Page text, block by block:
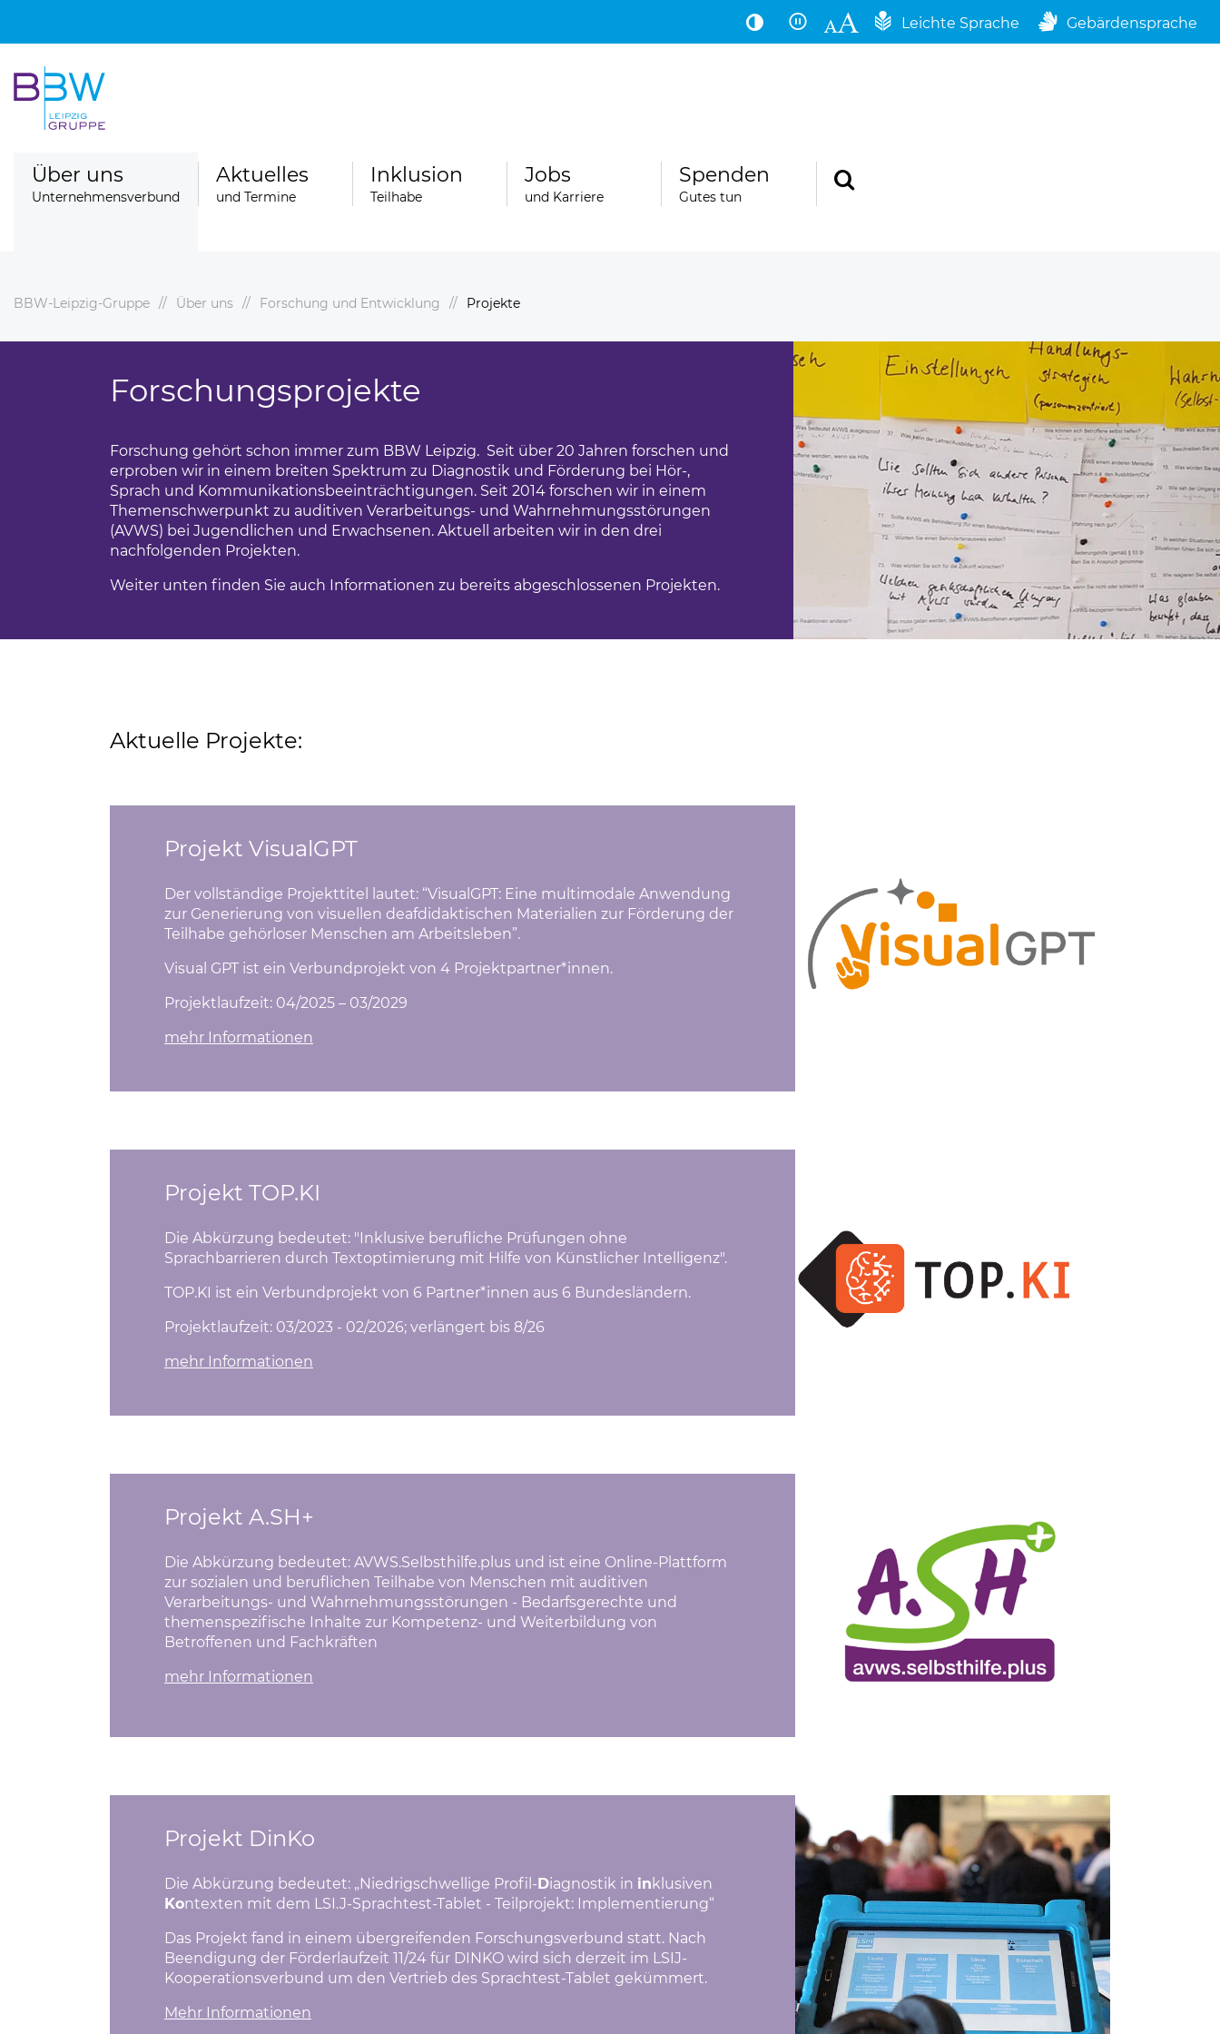
Leichte Sprache Gebärdensprache
Über uns
Unternehmensverbund
Aktuelles
und Termine
Inklusion
Teilhabe
in Leipzig
Jobs
und Karriere
Spenden
Gutes tun
Spenden
Ferienfahrten für Menschen mit Autismus
Sportwochen der Wolfgang-Mutzeck-Schule
Ein Rollstuhl-Transportrad für Philippus
BBW Sozialfonds
BBW-Leipzig-Gruppe Über uns Forschung und Entwicklung Projekte
Forschungsprojekte
Forschung gehört schon immer zum BBW Leipzig. Seit über 20 Jahren forschen und
erproben wir in einem breiten Spektrum zu Diagnostik und Förderung bei Hör-,
Sprach und Kommunikationsbeeinträchtigungen. Seit 2014 forschen wir in einem
Themenschwerpunkt zu auditiven Verarbeitungs- und Wahrnehmungsstörungen
(AVWS) bei Jugendlichen und Erwachsenen. Aktuell arbeiten wir in den drei
nachfolgenden Projekten.
Weiter unten finden Sie auch Informationen zu bereits abgeschlossenen Projekten.
Aktuelle Projekte:
Projekt VisualGPT
Der vollständige Projekttitel lautet: “VisualGPT: Eine multimodale Anwendung
zur Generierung von visuellen deafdidaktischen Materialien zur Förderung der
Teilhabe gehörloser Menschen am Arbeitsleben”.
Visual GPT ist ein Verbundprojekt von 4 Projektpartner*innen.
Projektlaufzeit: 04/2025 – 03/2029
mehr Informationen
Projekt TOP.KI
Die Abkürzung bedeutet: "Inklusive berufliche Prüfungen ohne
Sprachbarrieren durch Textoptimierung mit Hilfe von Künstlicher Intelligenz".
TOP.KI ist ein Verbundprojekt von 6 Partner*innen aus 6 Bundesländern.
Projektlaufzeit: 03/2023 - 02/2026; verlängert bis 8/26
mehr Informationen
Projekt A.SH+
Die Abkürzung bedeutet: AVWS.Selbsthilfe.plus und ist eine Online-Plattform
zur sozialen und beruflichen Teilhabe von Menschen mit auditiven
Verarbeitungs- und Wahrnehmungsstörungen - Bedarfsgerechte und
themenspezifische Inhalte zur Kompetenz- und Weiterbildung von
Betroffenen und Fachkräften
mehr Informationen
Projekt DinKo
Die Abkürzung bedeutet: „Niedrigschwellige Profil-Diagnostik in inklusiven
Kontexten mit dem LSI.J-Sprachtest-Tablet - Teilprojekt: Implementierung“
Das Projekt fand in einem übergreifenden Forschungsverbund statt. Nach
Beendigung der Förderlaufzeit 11/24 für DINKO wird sich derzeit im LSIJ-
Kooperationsverbund um den Vertrieb des Sprachtest-Tablet gekümmert.
Mehr Informationen